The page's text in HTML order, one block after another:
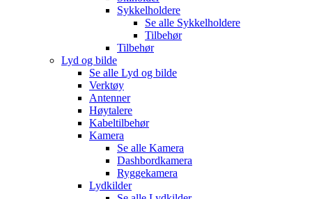
Sykkelholdere
Se alle Sykkelholdere
Tilbehør
Tilbehør
Lyd og bilde
Se alle Lyd og bilde
Verktøy
Antenner
Høytalere
Kabeltilbehør
Kamera
Se alle Kamera
Dashbordkamera
Ryggekamera
Lydkilder